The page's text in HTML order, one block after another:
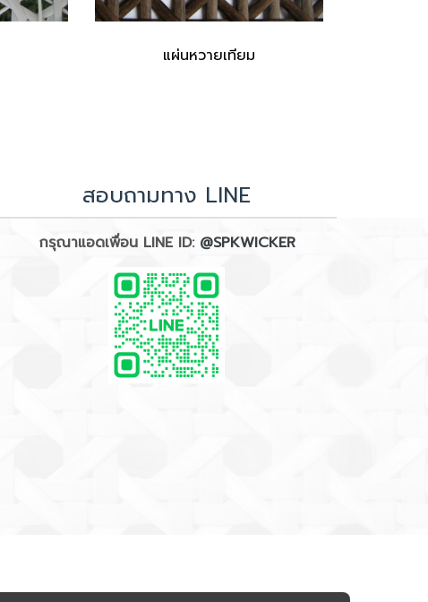
แผ่นหวายเทียม
สอบถามทาง LINE
กรุณาแอดเพื่อน LINE ID: @SPKWICKER